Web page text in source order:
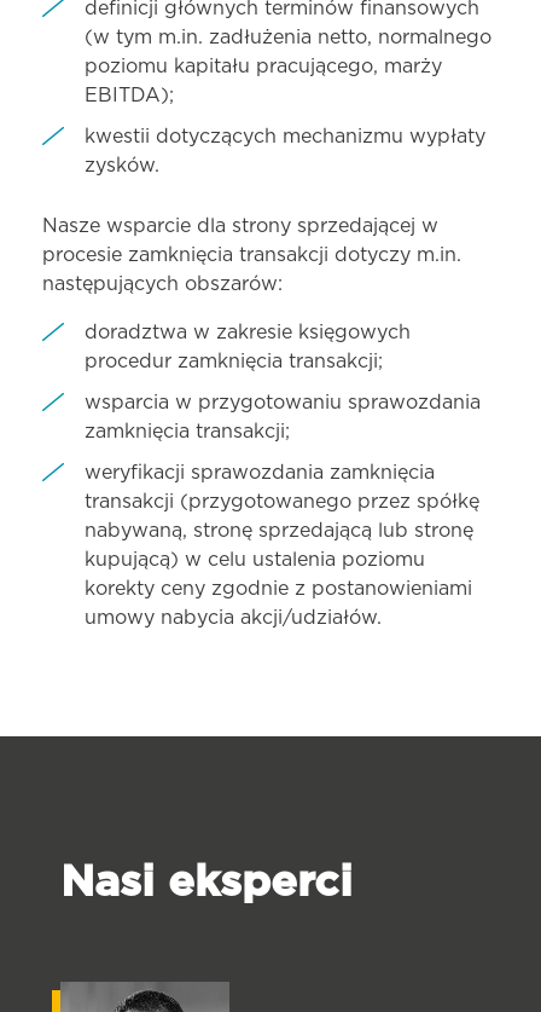
definicji głównych terminów finansowych
(w tym m.in. zadłużenia netto, normalnego
poziomu kapitału pracującego, marży
EBITDA);
kwestii dotyczących mechanizmu wypłaty
zysków.
Nasze wsparcie dla strony sprzedającej w
procesie zamknięcia transakcji dotyczy m.in.
następujących obszarów:
doradztwa w zakresie księgowych
procedur zamknięcia transakcji;
wsparcia w przygotowaniu sprawozdania
zamknięcia transakcji;
weryfikacji sprawozdania zamknięcia
transakcji (przygotowanego przez spółkę
nabywaną, stronę sprzedającą lub stronę
kupującą) w celu ustalenia poziomu
korekty ceny zgodnie z postanowieniami
umowy nabycia akcji/udziałów.
Nasi eksperci